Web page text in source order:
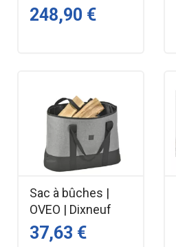
248,90 €
Sac à bûches |
OVEO | Dixneuf
37,63 €